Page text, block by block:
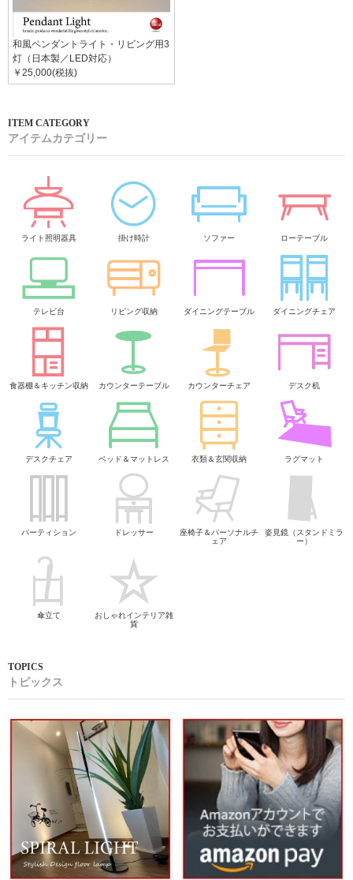
和風ペンダントライト・リビング用3
灯（日本製／LED対応）
￥25,000(税抜)
アイテムカテゴリー
ライト照明器具 掛け時計 ソファー ローテーブル
テレビ台 リビング収納 ダイニングテーブル ダイニングチェア
食器棚＆キッチン収納 カウンターテーブル カウンターチェア デスク机
デスクチェア ベッド＆マットレス 衣類＆玄関収納 ラグマット
パーティション ドレッサー
座椅子＆パーソナルチ
ェア
姿見鏡（スタンドミラ
ー）
傘立て
おしゃれインテリア雑
貨
トピックス